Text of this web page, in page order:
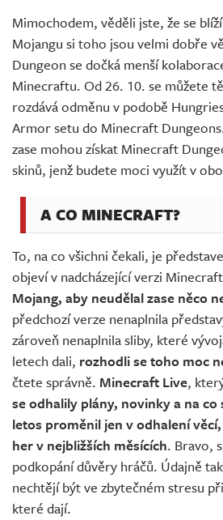
Mimochodem, věděli jste, že se
Mojangu si toho jsou velmi dobře
Dungeon se dočká menší
Minecraftu. Od 26. 10. se můžete
rozdává odměnu v podobě
Armor setu do Minecraft
zase mohou získat Minecraft
skinů, jenž budete moci využít v
A CO MINECRAFT?
To, na co všichni čekali, je
objeví v nadcházející verzi
Mojang, aby neudělal zase něco
předchozí verze nenaplnila
zároveň nenaplnila sliby, které
letech dali, rozhodli se toho moc
čtete správně. Minecraft Live,
se odhalily plány, novinky a na co
letos proměnil jen v odhalení
her v nejbližších měsících. Bravo,
podkopání důvěry hráčů. Údajně
nechtějí být ve zbytečném stresu
které dají.